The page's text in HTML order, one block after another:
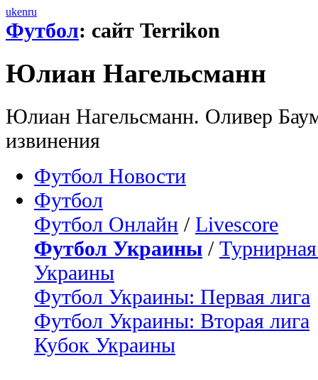
ukenru
Футбол: сайт Terrikon
Юлиан Нагельсманн
Юлиан Нагельсманн. Оливер
извинения
Футбол Новости
Футбол
Футбол Онлайн / Livescore
Футбол Украины /
Украины
Футбол Украины: Первая лига
Футбол Украины: Вторая лига
Кубок Украины